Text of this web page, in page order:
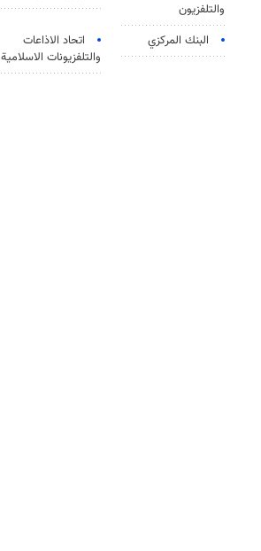
والتلفزیون
البنك المركزي
اتحاد الاذاعات
والتلفزيونات الاسلامية